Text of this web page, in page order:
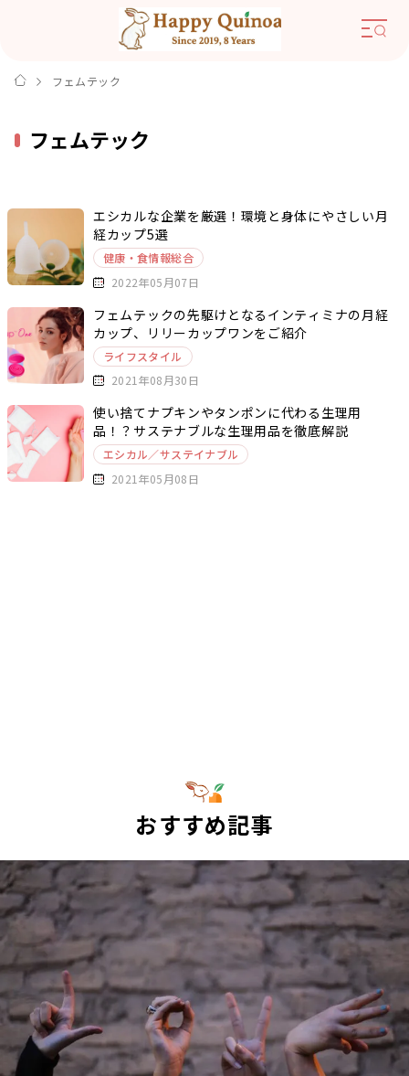
フェムテック
フェムテック
エシカルな企業を厳選！環境と身体にやさしい月
経カップ5選
健康・食情報総合
2022年05月07日
フェムテックの先駆けとなるインティミナの月経
カップ、リリーカップワンをご紹介
ライフスタイル
2021年08月30日
使い捨てナプキンやタンポンに代わる生理用
品！？サステナブルな生理用品を徹底解説
エシカル／サステイナブル
2021年05月08日
おすすめ記事